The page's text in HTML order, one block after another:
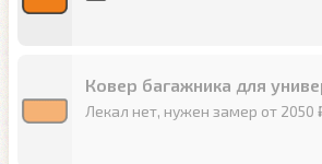
Ковер багажника для
Лекал нет, нужен замер от 2050